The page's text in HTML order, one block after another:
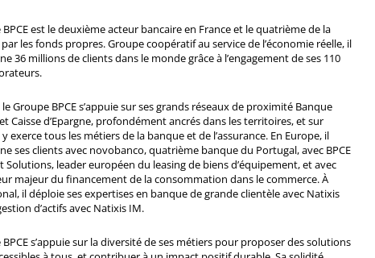
BPCE est le deuxième acteur bancaire en France et le quatrième de la
les fonds propres. Groupe coopératif au service de l’économie réelle, il
36 millions de clients dans le monde grâce à l’engagement de ses 110
le Groupe BPCE s’appuie sur ses grands réseaux de proximité Banque
Caisse d’Epargne, profondément ancrés dans les territoires, et sur
exerce tous les métiers de la banque et de l’assurance. En Europe, il
ses clients avec novobanco, quatrième banque du Portugal, avec BPCE
Solutions, leader européen du leasing de biens d’équipement, et avec
majeur du financement de la consommation dans le commerce. À
il déploie ses expertises en banque de grande clientèle avec Natixis
d’actifs avec Natixis IM.
BPCE s’appuie sur la diversité de ses métiers pour proposer des solutions